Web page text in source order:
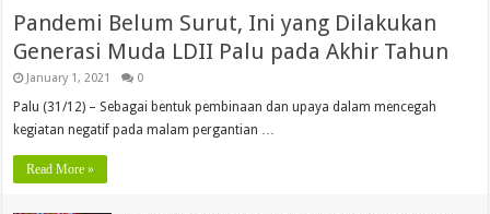
Pandemi Belum Surut, Ini yang Dilakukan
Generasi Muda LDII Palu pada Akhir Tahun
January 1, 2021 0
Palu (31/12) – Sebagai bentuk pembinaan dan upaya dalam mencegah
kegiatan negatif pada malam pergantian …
Read More »